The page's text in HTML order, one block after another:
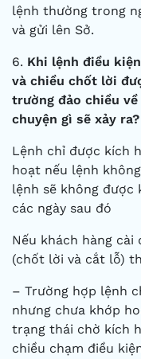
lệnh thường trong
và gửi lên Sở.
6. Khi lệnh điều
và chiều chốt lời
trường đảo chiều
chuyện gì sẽ xảy ra?
Lệnh chỉ được kích
hoạt nếu lệnh
lệnh sẽ không được
các ngày sau đó
Nếu khách hàng
(chốt lời và cắt lỗ)
– Trường hợp lệnh
nhưng chưa khớp
trạng thái chờ kích
chiều chạm điều